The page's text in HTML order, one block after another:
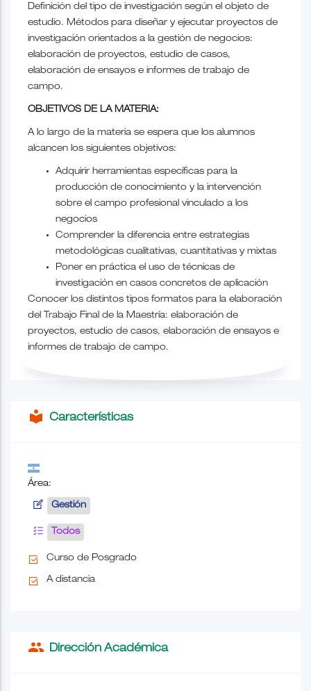
Definición del tipo de investigación según el objeto de
estudio. Métodos para diseñar y ejecutar proyectos de
investigación orientados a la gestión de negocios:
elaboración de proyectos, estudio de casos,
elaboración de ensayos e informes de trabajo de
campo.
OBJETIVOS DE LA MATERIA:
A lo largo de la materia se espera que los alumnos
alcancen los siguientes objetivos:
Adquirir herramientas específicas para la
producción de conocimiento y la intervención
sobre el campo profesional vinculado a los
negocios
Comprender la diferencia entre estrategias
metodológicas cualitativas, cuantitativas y mixtas
Poner en práctica el uso de técnicas de
investigación en casos concretos de aplicación
Conocer los distintos tipos formatos para la elaboración
del Trabajo Final de la Maestría: elaboración de
proyectos, estudio de casos, elaboración de ensayos e
informes de trabajo de campo.
local_library Características
Área:
Gestión
Todos
Curso de Posgrado
A distancia
people Dirección Académica